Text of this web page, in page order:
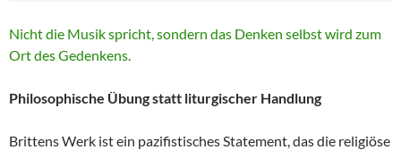
Nicht die Musik spricht, sondern das Denken selbst wird zum
Ort des Gedenkens.
Philosophische Übung statt liturgischer Handlung
Brittens Werk ist ein pazifistisches Statement, das die religiöse